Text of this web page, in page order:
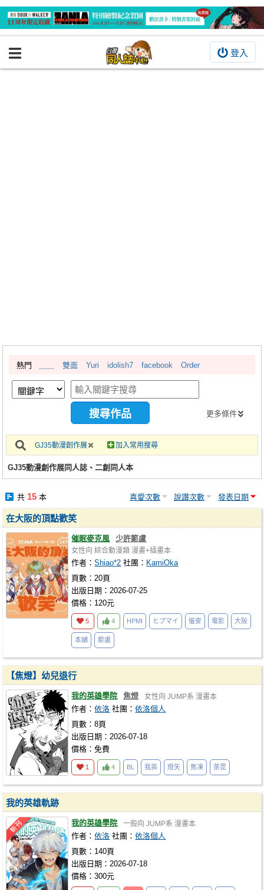
登入
BOOKY書集倉庫
繪圖藝廊
交流中心
攤位轉讓區
會員中心
註冊會員
熱門 雙面 Yuri idolish7 facebook Order
更多條件
GJ35動漫創作展 加入常用搜尋
GJ35動漫創作展同人誌、二創同人本
共 15本 喜愛次數 說讚次數 發表日期
在大阪的頂點歡笑
催眠麥克風 少許簓盧
女性向 綜合動漫類 漫畫+插畫本
作者：Shiao*2 社團： KamiOka
頁數：20頁
出版日期：2026-07-25
價格：120元
5 4 HPMI ヒプマイ 催麥 電影 大阪
本舖 簓盧
【焦燈】幼兒退行
我的英雄學院 焦燈 女性向 JUMP系 漫畫本
作者：依洛 社團：依洛個人
頁數：8頁
出版日期：2026-07-18
價格：免費
1 4 BL 我英 燈矢 焦凍 荼毘
我的英雄軌跡
我的英雄學院 一般向 JUMP系 漫畫本
作者：依洛 社團：依洛個人
頁數：140頁
出版日期：2026-07-18
價格：300元